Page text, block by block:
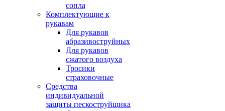
сопла
Комплектующие к
рукавам
Для рукавов
абразивоструйных
Для рукавов
сжатого воздуха
Тросики
страховочные
Средства
индивидуальной
защиты пескоструйщика